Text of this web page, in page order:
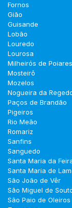
Fornos
Gião
Guisande
Lobão
Louredo
Lourosa
Milheirós de Poiares
Mosteirô
Mozelos
Nogueira da
Paços de Brandão
Pigeiros
Rio Meão
Romariz
Sanfins
Sanguedo
Santa Maria da
Santa Maria de
São João de Vêr
São Miguel de
São Paio de Oleiros